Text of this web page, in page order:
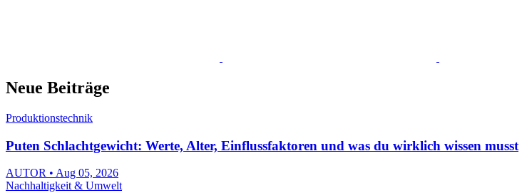
Neue Beiträge
Produktionstechnik
Puten Schlachtgewicht: Werte, Alter, Einflussfaktoren und was du wirklich wissen musst
AUTOR • Aug 05, 2026
Nachhaltigkeit & Umwelt